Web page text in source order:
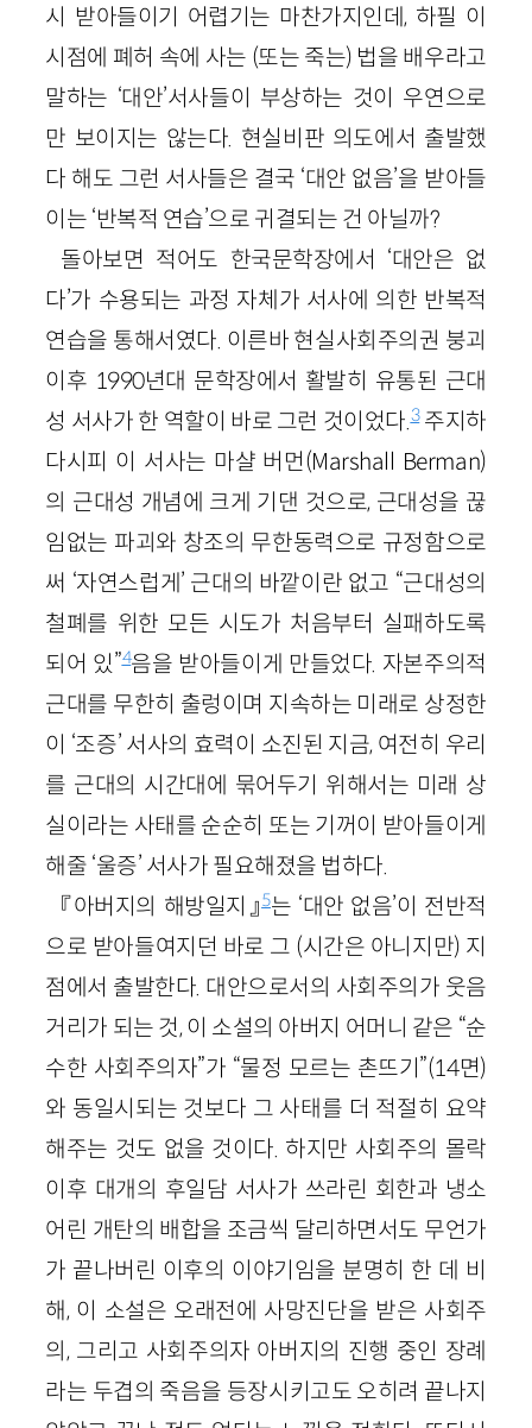
시 받아들이기 어렵기는 마찬가지인데, 하필 이
시점에 폐허 속에 사는 (또는 죽는) 법을 배우라고
말하는 ‘대안’서사들이 부상하는 것이 우연으로
만 보이지는 않는다. 현실비판 의도에서 출발했
다 해도 그런 서사들은 결국 ‘대안 없음’을 받아들
이는 ‘반복적 연습’으로 귀결되는 건 아닐까?
돌아보면 적어도 한국문학장에서 ‘대안은 없
다’가 수용되는 과정 자체가 서사에 의한 반복적
연습을 통해서였다. 이른바 현실사회주의권 붕괴
이후 1990년대 문학장에서 활발히 유통된 근대
성 서사가 한 역할이 바로 그런 것이었다.3주지하
다시피 이 서사는 마샬 버먼(Marshall Berman)
의 근대성 개념에 크게 기댄 것으로, 근대성을 끊
임없는 파괴와 창조의 무한동력으로 규정함으로
써 ‘자연스럽게’ 근대의 바깥이란 없고 “근대성의
철폐를 위한 모든 시도가 처음부터 실패하도록
되어 있”4음을 받아들이게 만들었다. 자본주의적
근대를 무한히 출렁이며 지속하는 미래로 상정한
이 ‘조증’ 서사의 효력이 소진된 지금, 여전히 우리
를 근대의 시간대에 묶어두기 위해서는 미래 상
실이라는 사태를 순순히 또는 기꺼이 받아들이게
해줄 ‘울증’ 서사가 필요해졌을 법하다.
『아버지의 해방일지』5는 ‘대안 없음’이 전반적
으로 받아들여지던 바로 그 (시간은 아니지만) 지
점에서 출발한다. 대안으로서의 사회주의가 웃음
거리가 되는 것, 이 소설의 아버지 어머니 같은 “순
수한 사회주의자”가 “물정 모르는 촌뜨기”(14면)
와 동일시되는 것보다 그 사태를 더 적절히 요약
해주는 것도 없을 것이다. 하지만 사회주의 몰락
이후 대개의 후일담 서사가 쓰라린 회한과 냉소
어린 개탄의 배합을 조금씩 달리하면서도 무언가
가 끝나버린 이후의 이야기임을 분명히 한 데 비
해, 이 소설은 오래전에 사망진단을 받은 사회주
의, 그리고 사회주의자 아버지의 진행 중인 장례
라는 두겹의 죽음을 등장시키고도 오히려 끝나지